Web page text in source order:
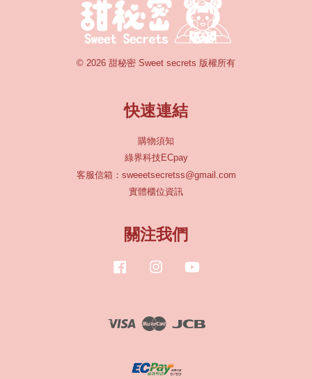
© 2026 甜秘密 Sweet secrets 版權所有
快速連結
購物須知
綠界科技ECpay
客服信箱：sweeetsecretss@gmail.com
實體櫃位資訊
關注我們
Facebook Instagram
Visa Master